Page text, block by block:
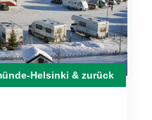
Helsinki & zurück